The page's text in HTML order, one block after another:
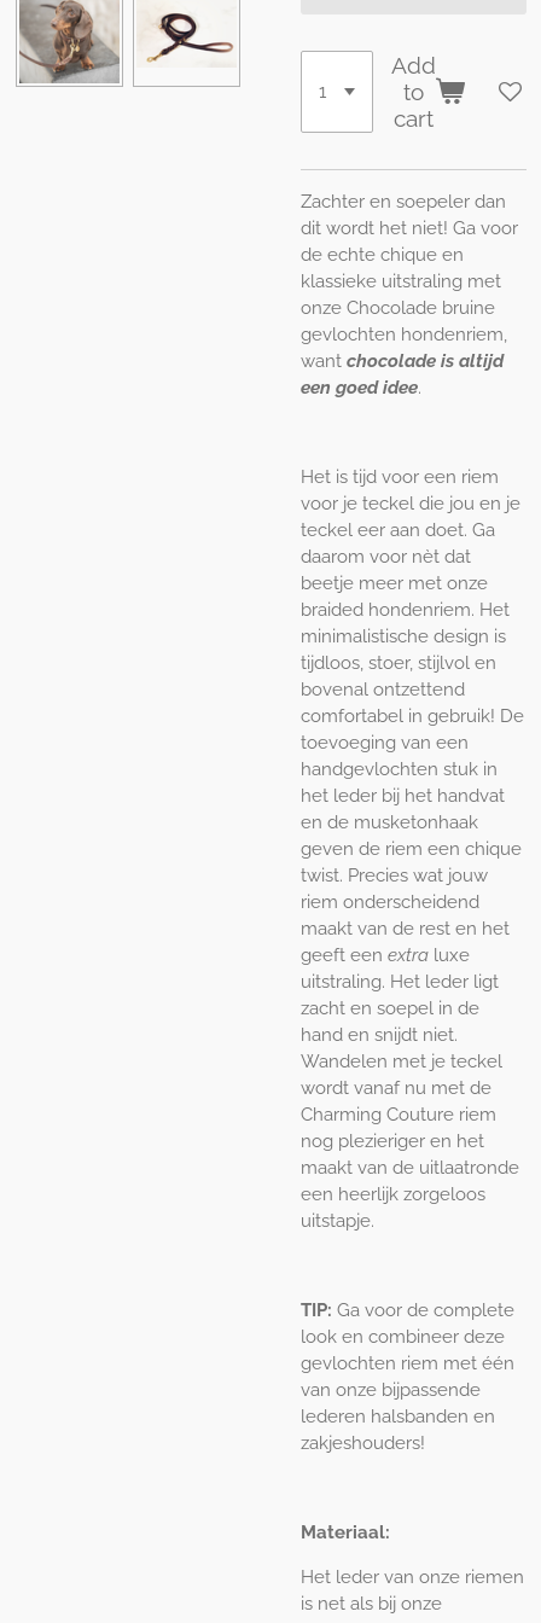
Add
to
cart
Zachter en soepeler dan
dit wordt het niet! Ga voor
de echte chique en
klassieke uitstraling met
onze Chocolade bruine
gevlochten hondenriem,
want chocolade is altijd
een goed idee.
Het is tijd voor een riem
voor je teckel die jou en je
teckel eer aan doet. Ga
daarom voor nèt dat
beetje meer met onze
braided hondenriem. Het
minimalistische design is
tijdloos, stoer, stijlvol en
bovenal ontzettend
comfortabel in gebruik! De
toevoeging van een
handgevlochten stuk in
het leder bij het handvat
en de musketonhaak
geven de riem een chique
twist. Precies wat jouw
riem onderscheidend
maakt van de rest en het
geeft een extra luxe
uitstraling. Het leder ligt
zacht en soepel in de
hand en snijdt niet.
Wandelen met je teckel
wordt vanaf nu met de
Charming Couture riem
nog plezieriger en het
maakt van de uitlaatronde
een heerlijk zorgeloos
uitstapje.
TIP: Ga voor de complete
look en combineer deze
gevlochten riem met één
van onze bijpassende
lederen halsbanden en
zakjeshouders!
Materiaal:
Het leder van onze riemen
is net als bij onze